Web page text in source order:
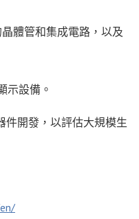
體管和集成電路，以及
示設備。
件開發，以評估大規模生